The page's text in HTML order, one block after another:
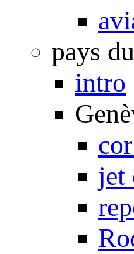
pays
intro
jet